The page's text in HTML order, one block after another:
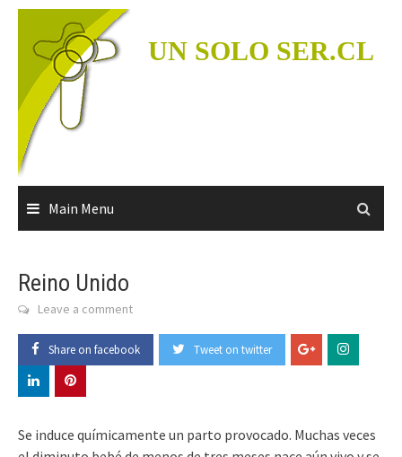
Skip
content
UN SOLO SER.CL
Main Menu
Reino Unido
Leave a comment
Share on facebook Tweet on twitter
Se induce químicamente un parto provocado. Muchas veces